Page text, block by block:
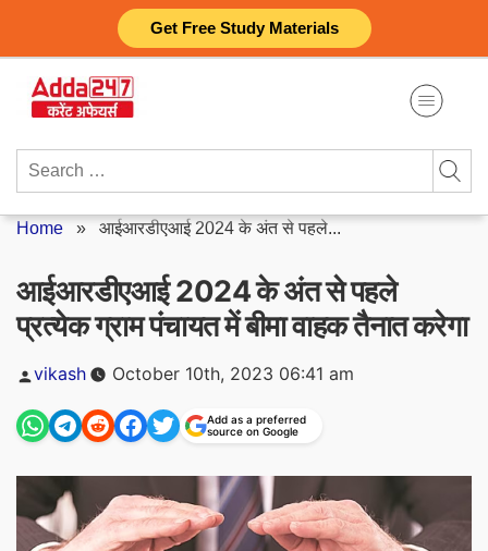
Get Free Study Materials
content
Search
Home » आईआरडीएआई 2024 के अंत से पहले...
आईआरडीएआई 2024 के अंत से पहले
प्रत्येक ग्राम पंचायत में बीमा वाहक तैनात करेगा
Posted
vikash October 10th, 2023 06:41 am
Add as a preferred
source on Google